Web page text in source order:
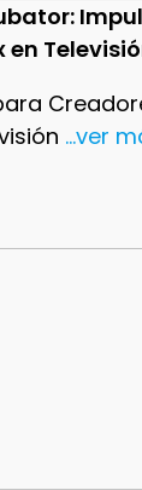
en
...ver